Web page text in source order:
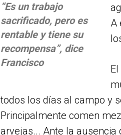
“Es un trabajo
sacrificado, pero es
rentable y tiene su
recompensa”, dice
Francisco
A
todos los días al campo y
Principalmente comen
arvejas... Ante la